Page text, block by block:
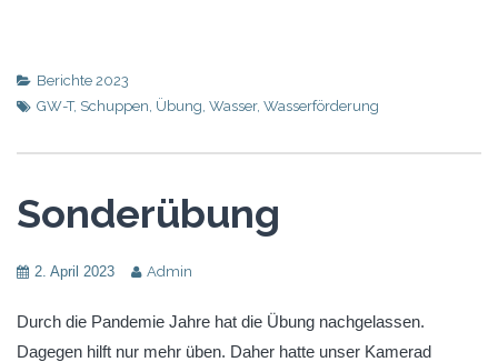
Berichte 2023
GW-T, Schuppen Übung Wasser, Wasserförderung
Sonderübung
2. April 2023 Admin
Durch die Pandemie Jahre hat die Übung nachgelassen.
Dagegen hilft nur mehr üben. Daher hatte unser Kamerad